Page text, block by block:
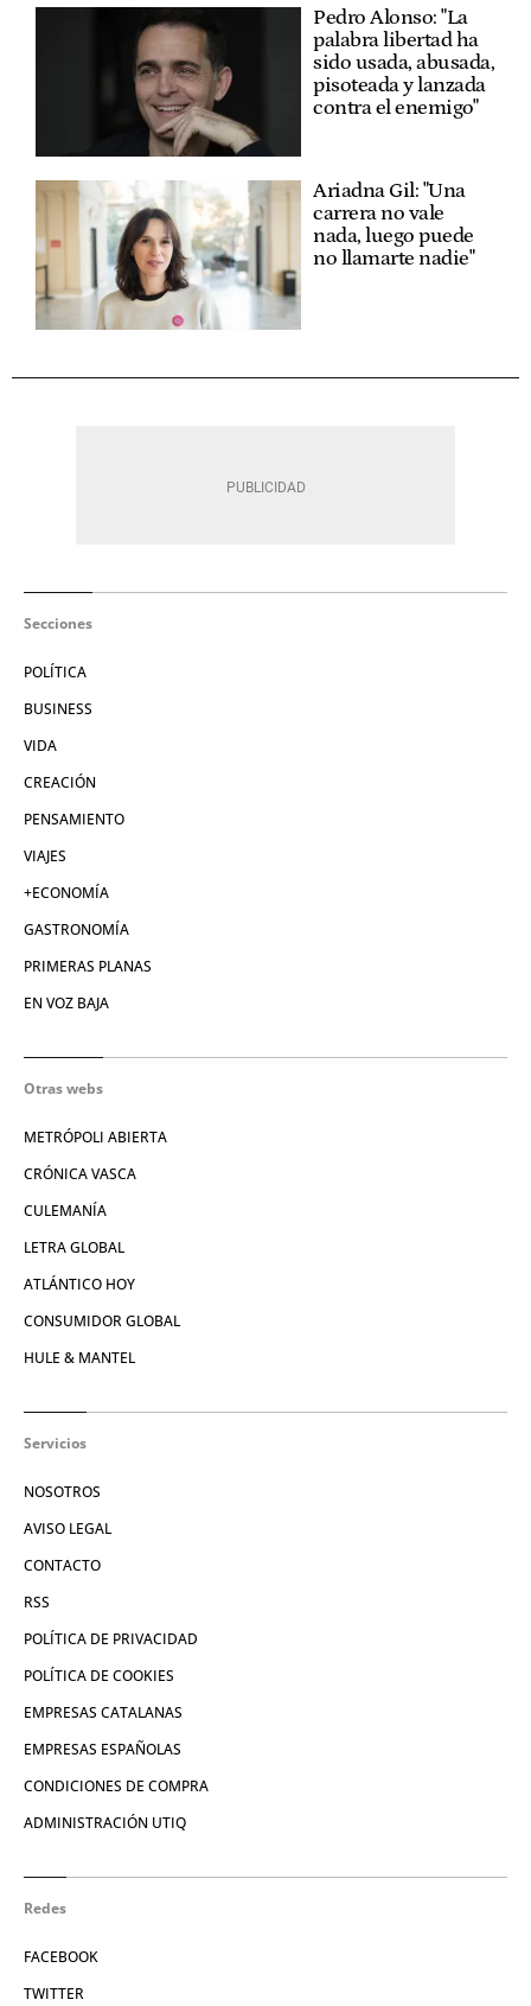
Pedro Alonso: "La
palabra libertad ha
sido usada, abusada,
pisoteada y lanzada
contra el enemigo"
Ariadna Gil: "Una
carrera no vale
nada, luego puede
no llamarte nadie"
Secciones
POLÍTICA
BUSINESS
VIDA
CREACIÓN
PENSAMIENTO
VIAJES
+ECONOMÍA
GASTRONOMÍA
PRIMERAS PLANAS
EN VOZ BAJA
Otras webs
METRÓPOLI ABIERTA
CRÓNICA VASCA
CULEMANÍA
LETRA GLOBAL
ATLÁNTICO HOY
CONSUMIDOR GLOBAL
HULE & MANTEL
Servicios
NOSOTROS
AVISO LEGAL
CONTACTO
RSS
POLÍTICA DE PRIVACIDAD
POLÍTICA DE COOKIES
EMPRESAS CATALANAS
EMPRESAS ESPAÑOLAS
CONDICIONES DE COMPRA
ADMINISTRACIÓN UTIQ
Redes
FACEBOOK
TWITTER